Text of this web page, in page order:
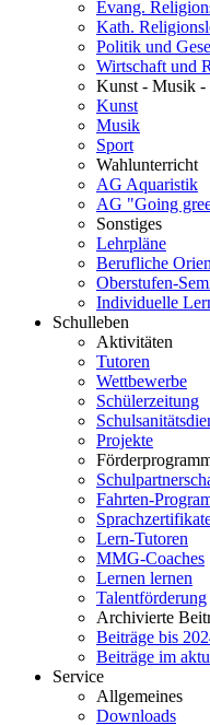
Evang.
Kath.
Politik und
Wirtschaft und
Kunst - Musik -
Kunst
Musik
Sport
Wahlunterricht
AG Aquaristik
AG "Going
Sonstiges
Lehrpläne
Berufliche
Oberstufen-
Individuelle
Schulleben
Aktivitäten
Tutoren
Wettbewerbe
Schülerzeitung
Projekte
Fahrten-
Lern-Tutoren
MMG-Coaches
Lernen lernen
Talentförderung
Archivierte
Beiträge bis
Beiträge im
Service
Allgemeines
Downloads